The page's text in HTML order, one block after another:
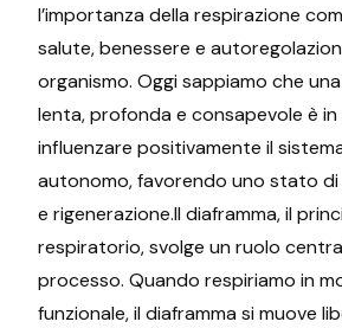
l’importanza della respirazione
salute, benessere e
organismo. Oggi sappiamo che
lenta, profonda e consapevole è
influenzare positivamente il
autonomo, favorendo uno stato di
e rigenerazione.Il diaframma, il
respiratorio, svolge un ruolo
processo. Quando respiriamo in
funzionale, il diaframma si muove